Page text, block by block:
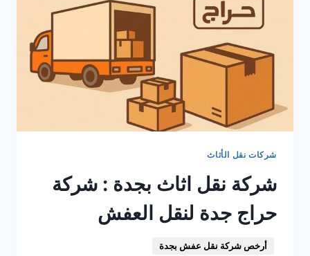
شركات نقل الأثاث
شركة نقل اثاث بجدة : شركة
حراج جدة لنقل العفش
أرخص شركة نقل عفش بجدة